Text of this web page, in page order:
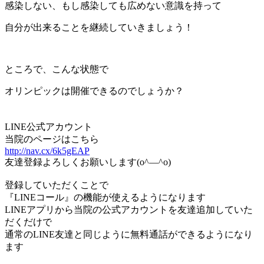
感染しない、もし感染しても広めない意識を持って
自分が出来ることを継続していきましょう！
ところで、こんな状態で
オリンピックは開催できるのでしょうか？
LINE公式アカウント
当院のページはこちら
http://nav.cx/6k5gEAP
友達登録よろしくお願いします(o^―^o)
登録していただくことで
『LINEコール』の機能が使えるようになります
LINEアプリから当院の公式アカウントを友達追加していた
だくだけで
通常のLINE友達と同じように無料通話ができるようになり
ます